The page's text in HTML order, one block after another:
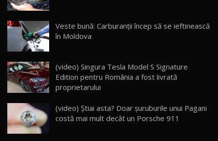
16
AutoBlogMD
13:10
17 20:06
Va fi modelul nr.1 BYD în Moldova? BYD Seal U
30:08
Veste bună: Carburanții încep să se ieftinească
în Moldova
(video) Singura Tesla Model S Signature
Edition pentru România a fost livrată
proprietarului
(video) Știai asta? Doar șuruburile unui Pagani
costă mai mult decât un Porsche 911